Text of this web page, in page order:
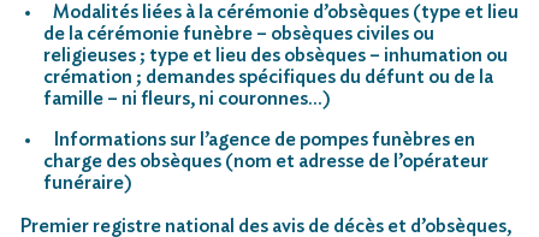
Modalités liées à la cérémonie d’obsèques (type et lieu
de la cérémonie funèbre – obsèques civiles ou
religieuses ; type et lieu des obsèques – inhumation ou
crémation ; demandes spécifiques du défunt ou de la
famille – ni fleurs, ni couronnes…)
Informations sur l’agence de pompes funèbres en
charge des obsèques (nom et adresse de l’opérateur
funéraire)
Premier registre national des avis de décès et d’obsèques,